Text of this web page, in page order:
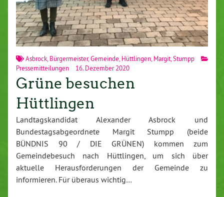
Asbrock Bürgermeister,Gemeinde Hüttlingen Margit Stumpp
Pressemitteilungen
16. Dezember 2020
Grüne besuchen
Hüttlingen
Landtagskandidat Alexander Asbrock und
Bundestagsabgeordnete Margit Stumpp (beide
BÜNDNIS 90 / DIE GRÜNEN) kommen zum
Gemeindebesuch nach Hüttlingen, um sich über
aktuelle Herausforderungen der Gemeinde zu
informieren. Für überaus wichtig…